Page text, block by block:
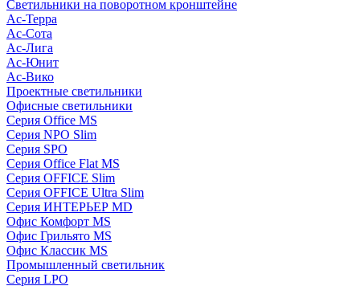
Светильники на поворотном кронштейне
Ас-Терра
Ас-Сота
Ас-Лига
Ас-Юнит
Ас-Вико
Проектные светильники
Офисные светильники
Серия Office MS
Серия NPO Slim
Серия SPO
Серия Office Flat MS
Серия OFFICE Slim
Серия OFFICE Ultra Slim
Серия ИНТЕРЬЕР MD
Офис Комфорт MS
Офис Грильято MS
Офис Классик MS
Промышленный светильник
Серия LPO